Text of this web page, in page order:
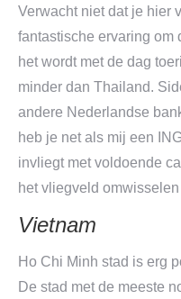
Verwacht niet dat je hier
fantastische ervaring om
het wordt met de dag
minder dan Thailand.
andere Nederlandse
heb je net als mij een
invliegt met voldoende
het vliegveld
Vietnam
Ho Chi Minh stad is erg
De stad met de meeste